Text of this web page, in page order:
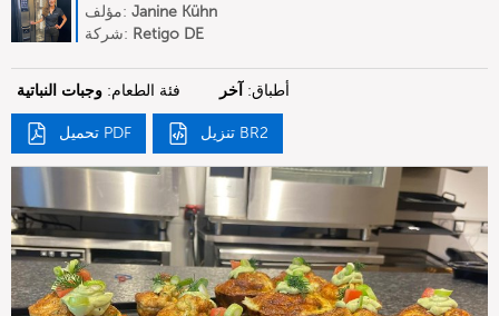
مؤلف: Janine Kühn
شركة: Retigo DE
فئة الطعام: وجبات النباتية أطباق: آخر
تحميل PDF تنزيل BR2